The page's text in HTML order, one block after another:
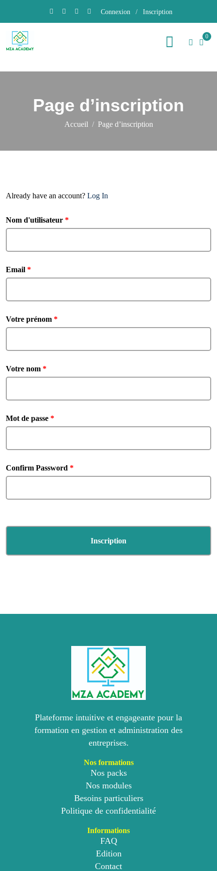
Connexion / Inscription
0
Page d’inscription
Accueil Page d’inscription
Already have an account? Log In
Nom d'utilisateur *
Email *
Votre prénom *
Votre nom *
Mot de passe *
Confirm Password *
Plateforme intuitive et engageante pour la
formation en gestion et administration des
entreprises.
Nos formations
Nos packs
Nos modules
Besoins particuliers
Politique de confidentialité
Informations
FAQ
Edition
Contact